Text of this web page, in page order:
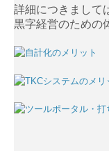
採用メッセー
スタッフイン
キャリアアッ
数字で見る松
詳細につきまして
黒字経営のための